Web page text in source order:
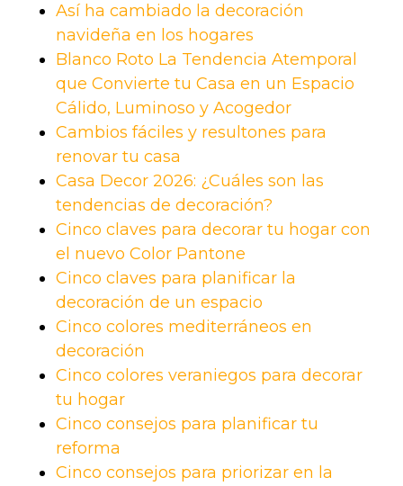
Así ha cambiado la decoración
navideña en los hogares
Blanco Roto La Tendencia Atemporal
que Convierte tu Casa en un Espacio
Cálido, Luminoso y Acogedor
Cambios fáciles y resultones para
renovar tu casa
Casa Decor 2026: ¿Cuáles son las
tendencias de decoración?
Cinco claves para decorar tu hogar con
el nuevo Color Pantone
Cinco claves para planificar la
decoración de un espacio
Cinco colores mediterráneos en
decoración
Cinco colores veraniegos para decorar
tu hogar
Cinco consejos para planificar tu
reforma
Cinco consejos para priorizar en la